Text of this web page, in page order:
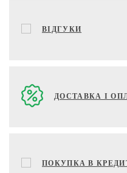
ВІДГУКИ
ДОСТАВКА І
ПОКУПКА В